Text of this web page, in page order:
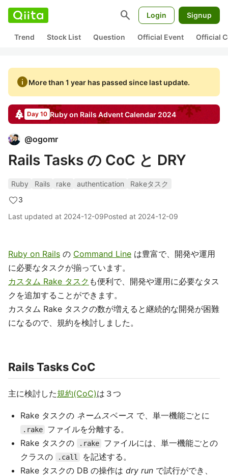
search Login Signup
Trend Stock List Question Official Event Official
infoMore than 1 year has passed since last update.
Day 10 Ruby on Rails Advent Calendar 2024
@ogomr
Rails Tasks の CoC と DRY
Ruby Rails rake authentication
Rakeタスク
3
Last updated at 2024-12-09Posted at 2024-12-09
Ruby on Rails の Command Line は豊富で、開発や運用
に必要なタスクが揃っています。
カスタム Rake タスク も便利で、開発や運用に必要なタス
クを追加することができます。
カスタム Rake タスクの数が増えると継続的な開発が困難
になるので、規約を検討しました。
Rails Tasks CoC
主に検討した規約(CoC)は３つ
Rake タスクの ネームスペース で、単一機能ごとに
.rake
ファイルを分離する。
Rake タスクの
.rake
ファイルには、単一機能ごとの
クラスの
.call
を記述する。
Rake タスクの DB の操作は dry run で試行ができ、